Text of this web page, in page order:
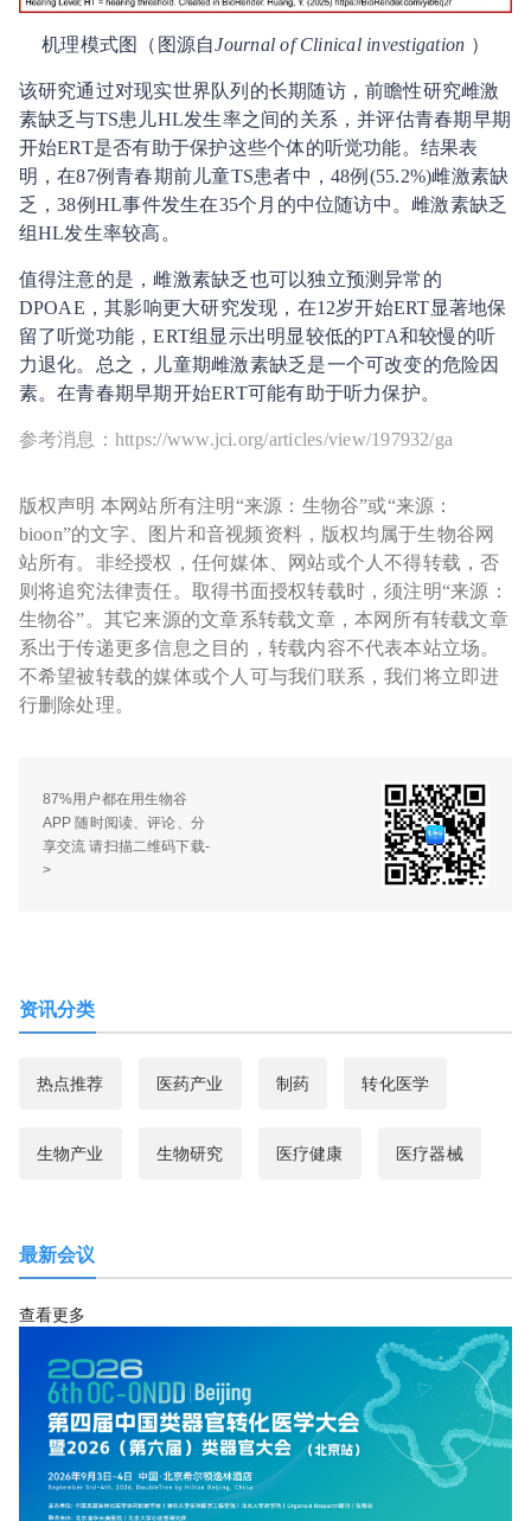
机理模式图（图源自Journal of Clinical investigation ）
该研究通过对现实世界队列的长期随访，前瞻性研究雌激
素缺乏与TS患儿HL发生率之间的关系，并评估青春期早期
开始ERT是否有助于保护这些个体的听觉功能。结果表
明，在87例青春期前儿童TS患者中，48例(55.2%)雌激素缺
乏，38例HL事件发生在35个月的中位随访中。雌激素缺乏
组HL发生率较高。
值得注意的是，雌激素缺乏也可以独立预测异常的
DPOAE，其影响更大研究发现，在12岁开始ERT显著地保
留了听觉功能，ERT组显示出明显较低的PTA和较慢的听
力退化。总之，儿童期雌激素缺乏是一个可改变的危险因
素。在青春期早期开始ERT可能有助于听力保护。
参考消息：https://www.jci.org/articles/view/197932/ga
版权声明 本网站所有注明“来源：生物谷”或“来源：
bioon”的文字、图片和音视频资料，版权均属于生物谷网
站所有。非经授权，任何媒体、网站或个人不得转载，否
则将追究法律责任。取得书面授权转载时，须注明“来源：
生物谷”。其它来源的文章系转载文章，本网所有转载文章
系出于传递更多信息之目的，转载内容不代表本站立场。
不希望被转载的媒体或个人可与我们联系，我们将立即进
行删除处理。
87%用户都在用生物谷
APP 随时阅读、评论、分
享交流 请扫描二维码下载-
>
资讯分类
热点推荐 医药产业 制药 转化医学
生物产业 生物研究 医疗健康 医疗器械
最新会议
查看更多